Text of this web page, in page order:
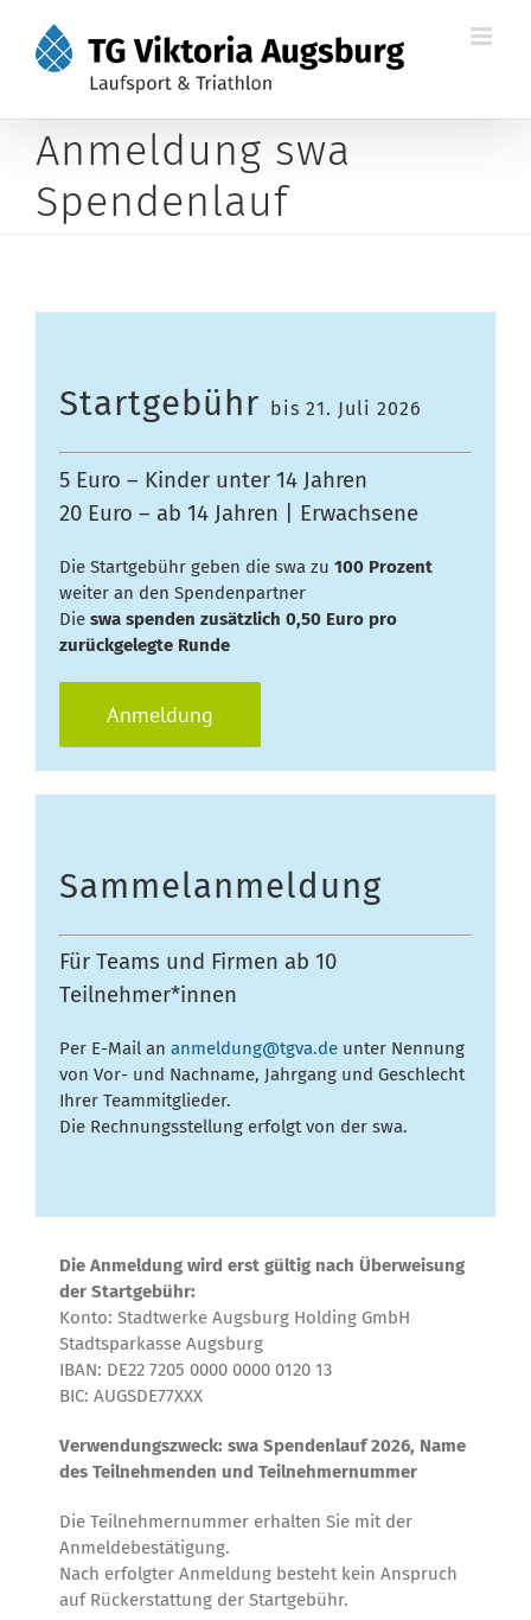
Inhalt
springen
Anmeldung swa
Spendenlauf
Startgebühr bis 21. Juli 2026
5 Euro – Kinder unter 14 Jahren
20 Euro – ab 14 Jahren | Erwachsene
Die Startgebühr geben die swa zu 100 Prozent
weiter an den Spendenpartner
Die swa spenden zusätzlich 0,50 Euro pro
zurückgelegte Runde
Anmeldung
Sammelanmeldung
Für Teams und Firmen ab 10
Teilnehmer*innen
Per E-Mail an anmeldung@tgva.de unter Nennung
von Vor- und Nachname, Jahrgang und Geschlecht
Ihrer Teammitglieder.
Die Rechnungsstellung erfolgt von der swa.
Die Anmeldung wird erst gültig nach Überweisung
der Startgebühr:
Konto: Stadtwerke Augsburg Holding GmbH
Stadtsparkasse Augsburg
IBAN: DE22 7205 0000 0000 0120 13
BIC: AUGSDE77XXX
Verwendungszweck: swa Spendenlauf 2026, Name
des Teilnehmenden und Teilnehmernummer
Die Teilnehmernummer erhalten Sie mit der
Anmeldebestätigung.
Nach erfolgter Anmeldung besteht kein Anspruch
auf Rückerstattung der Startgebühr.